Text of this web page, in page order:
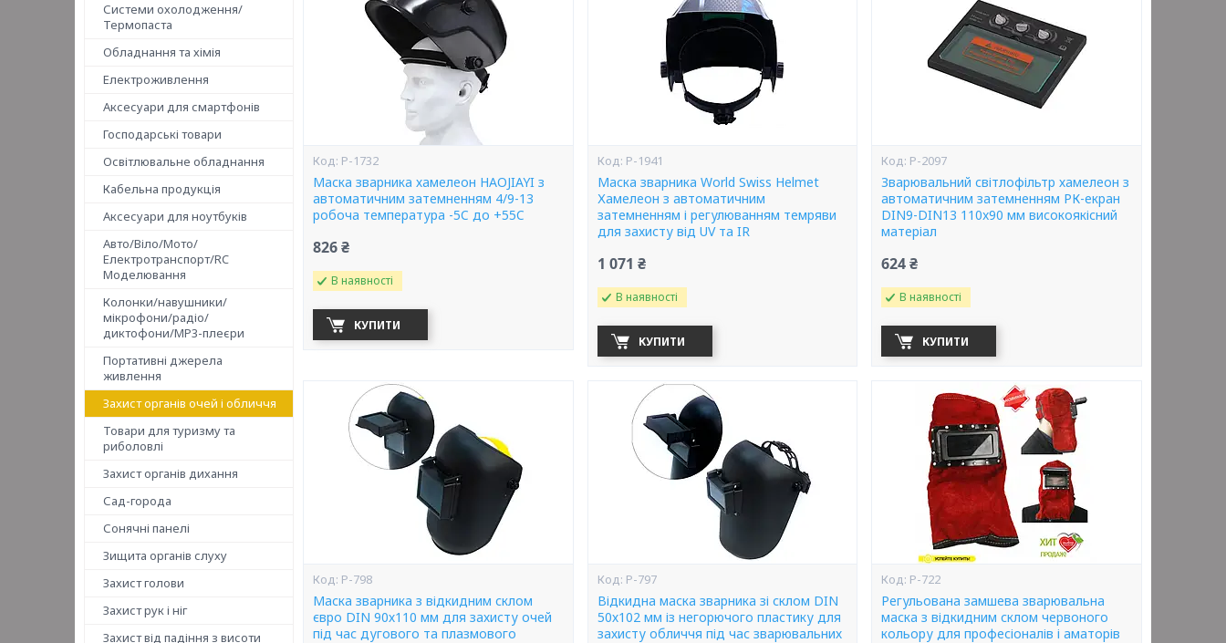
Системи охолодження/
Термопаста
Обладнання та хімія
Електроживлення
Аксесуари для смартфонів
Господарські товари
Освітлювальне обладнання
Кабельна продукція
Аксесуари для ноутбуків
Авто/Віло/Мото/
Електротранспорт/RC
Моделювання
Колонки/навушники/
мікрофони/радіо/
диктофони/MP3-плеєри
Портативні джерела
живлення
Захист органів очей і обличчя
Товари для туризму та
риболовлі
Захист органів дихання
Сад-города
Сонячні панелі
Зищита органів слуху
Захист голови
Захист рук і ніг
Захист від падіння з висоти
P-1732
Маска зварника хамелеон HAOJIAYI з
автоматичним затемненням 4/9-13
робоча температура -5C до +55C
826 ₴
В наявності
КУПИТИ
Р-1941
Маска зварника World Swiss Helmet
Хамелеон з автоматичним
затемненням і регулюванням темряви
для захисту від UV та IR
1 071 ₴
В наявності
КУПИТИ
Р-2097
Зварювальний світлофільтр хамелеон з
автоматичним затемненням РК-екран
DIN9-DIN13 110x90 мм високоякісний
матеріал
624 ₴
В наявності
КУПИТИ
P-798
Маска зварника з відкидним склом
євро DIN 90х110 мм для захисту очей
під час дугового та плазмового
P-797
Відкидна маска зварника зі склом DIN
50х102 мм із негорючого пластику для
захисту обличчя під час зварювальних
P-722
Регульована замшева зварювальна
маска з відкидним склом червоного
кольору для професіоналів і аматорів